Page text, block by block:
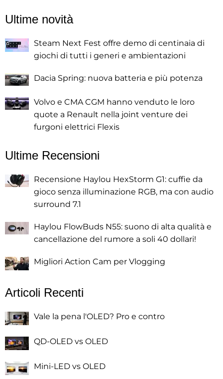
Ultime novità
Steam Next Fest offre demo di centinaia di
giochi di tutti i generi e ambientazioni
Dacia Spring: nuova batteria e più potenza
Volvo e CMA CGM hanno venduto le loro
quote a Renault nella joint venture dei
furgoni elettrici Flexis
Ultime Recensioni
Recensione Haylou HexStorm G1: cuffie da
gioco senza illuminazione RGB, ma con audio
surround 7.1
Haylou FlowBuds N55: suono di alta qualità e
cancellazione del rumore a soli 40 dollari!
Migliori Action Cam per Vlogging
Articoli Recenti
Vale la pena l'OLED? Pro e contro
QD-OLED vs OLED
Mini-LED vs OLED